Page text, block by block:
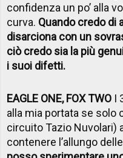
confidenza un po’ alla
curva. Quando credo di
disarciona con un
ciò credo sia la più
i suoi difetti.
EAGLE ONE, FOX TWO I
alla mia portata se
circuito Tazio Nuvolari)
contenere l’allungo